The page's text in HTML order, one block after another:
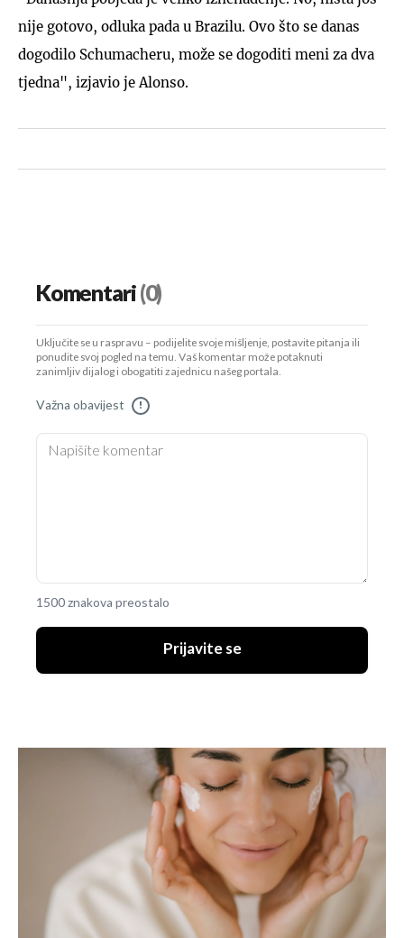
nije gotovo, odluka pada u Brazilu. Ovo što se danas
dogodilo Schumacheru, može se dogoditi meni za dva
tjedna", izjavio je Alonso.
Komentari(0)
Uključite se u raspravu – podijelite svoje mišljenje, postavite pitanja ili
ponudite svoj pogled na temu. Vaš komentar može potaknuti
zanimljiv dijalog i obogatiti zajednicu našeg portala.
Važna obavijest !
1500 znakova preostalo
Prijavite se